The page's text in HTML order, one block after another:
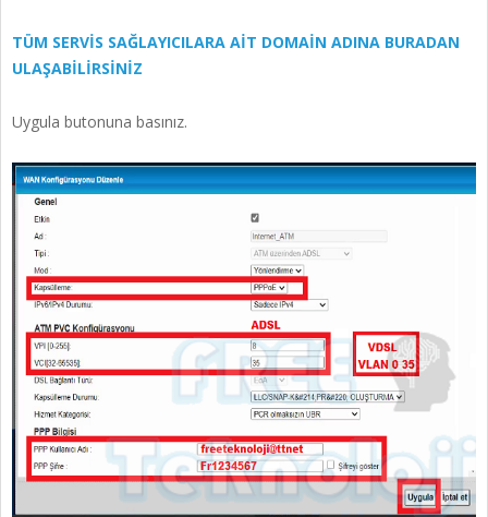
TÜM SERVİS SAĞLAYICILARA AİT DOMAİN ADINA BURADAN
ULAŞABİLİRSİNİZ
Uygula butonuna basınız.